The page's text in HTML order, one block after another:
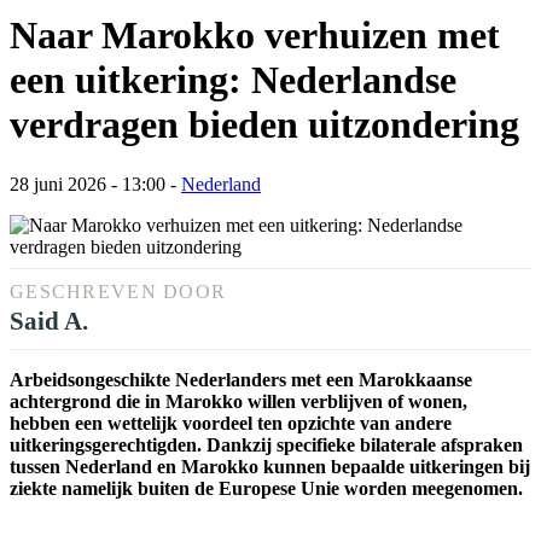
Naar Marokko verhuizen met
een uitkering: Nederlandse
verdragen bieden uitzondering
28 juni 2026 - 13:00 - Nederland
GESCHREVEN DOOR
Said A.
Arbeidsongeschikte Nederlanders met een Marokkaanse
achtergrond die in Marokko willen verblijven of wonen,
hebben een wettelijk voordeel ten opzichte van andere
uitkeringsgerechtigden. Dankzij specifieke bilaterale afspraken
tussen Nederland en Marokko kunnen bepaalde uitkeringen bij
ziekte namelijk buiten de Europese Unie worden meegenomen.